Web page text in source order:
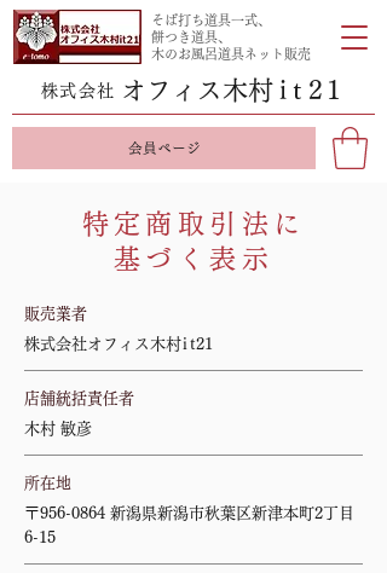
そば打ち道具一式、
餅つき道具、
木のお風呂道具ネット販売
株式会社 オフィス木村it 21
会員ページ
特定商取引法に
基づく表示
販売業者
株式会社オフィス木村it21
店舗統括責任者
木村 敏彦
所在地
〒956-0864 新潟県新潟市秋葉区新津本町2丁目
6-15